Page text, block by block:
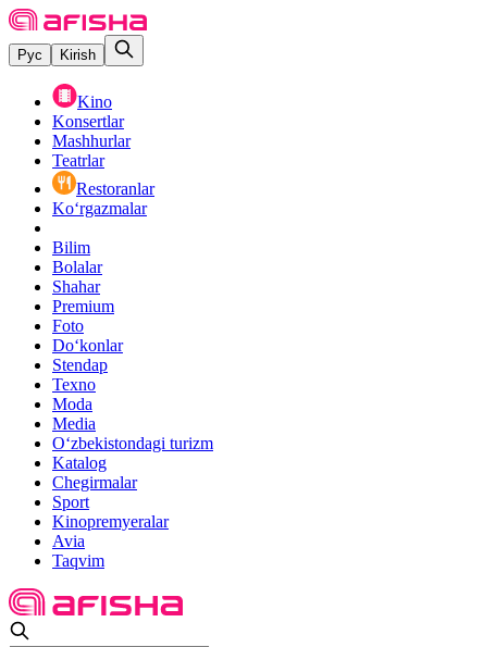
Рус Kirish
Kino
Konsertlar
Mashhurlar
Teatrlar
Restoranlar
Ko‘rgazmalar
Bilim
Bolalar
Shahar
Premium
Foto
Do‘konlar
Stendap
Texno
Moda
Media
O‘zbekistondagi turizm
Katalog
Chegirmalar
Sport
Kinopremyeralar
Avia
Taqvim